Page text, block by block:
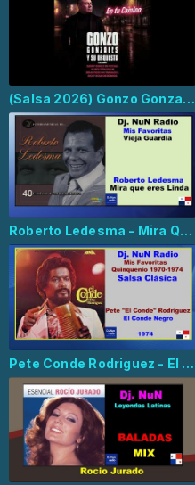
(Salsa 2026) Gonzo Gonzales y Su Orquesta - En Tu Camino
Roberto Ledesma - Mira Que Eres Linda
Pete Conde Rodriguez - El Conde Negro